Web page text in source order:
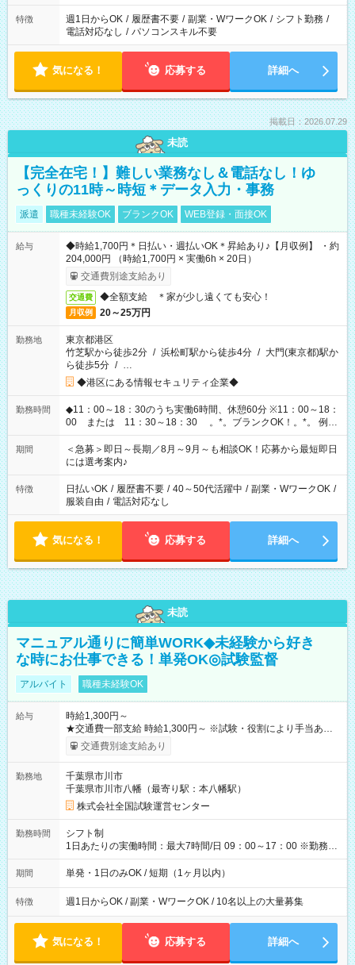
特徴 週1日からOK / 履歴書不要 / 副業・WワークOK / シフト勤務 /
電話対応なし / パソコンスキル不要
気になる！ 応募する 詳細へ
掲載日：2026.07.29
未読
【完全在宅！】難しい業務なし＆電話なし！ゆ
っくりの11時～時短＊データ入力・事務
派遣 職種未経験OK ブランクOK WEB登録・面接OK
給与
◆時給1,700円＊日払い・週払いOK＊昇給あり♪【月収例】 ・約
204,000円 （時給1,700円 × 実働6h × 20日）
交通費別途支給あり
交通費 ◆全額支給 ＊家が少し遠くても安心！
月収例 20～25万円
勤務地
東京都港区
竹芝駅から徒歩2分 / 浜松町駅から徒歩4分 / 大門(東京都)駅か
ら徒歩5分 / …
◆港区にある情報セキュリティ企業◆
勤務時間
◆11：00～18：30のうち実働6時間、休憩60分 ※11：00～18：
00 または 11：30～18：30 。*。ブランクOK！。*。 例え
ば前職が、 在宅/財団法人/事務/コールセンター/受付/販売/カフェ
スタッフ スイーツ販売/ホテルフロント/化粧品販売/など 様々な
業界から入社して活躍されています♪
期間
＜急募＞即日～長期／8月～9月～も相談OK！応募から最短即日
には選考案内♪
特徴 日払いOK / 履歴書不要 / 40～50代活躍中 / 副業・WワークOK /
服装自由 / 電話対応なし
気になる！ 応募する 詳細へ
未読
マニュアル通りに簡単WORK◆未経験から好き
な時にお仕事できる！単発OK◎試験監督
アルバイト 職種未経験OK
給与
時給1,300円～
★交通費一部支給 時給1,300円～ ※試験・役割により手当あり
※勤務回数により昇給あり 【即給（前払い）オプションあ
り！】 希望される場合、勤務から1週間ほどで給与の一部を受け
例】 ・河合塾模擬試験 8:30～17:30（休憩1時間） 時給1,300円
×8時間＝日収10,400円＋交通費 ※当日の役割により時給＋100
円の場合あり ・国家試験 7:00～13:30（休憩なし） 時給1,300
円（役割手当＋100円）×6時間＝日収8,400円＋交通費 【試用期
間】試用期間なし
交通費別途支給あり
勤務地
千葉県市川市
千葉県市川市八幡（最寄り駅：本八幡駅）
株式会社全国試験運営センター
勤務時間
シフト制
1日あたりの実働時間：最大7時間/日 09：00～17：00 ※勤務時
間は 試験により異なります。
期間 単発・1日のみOK / 短期（1ヶ月以内）
特徴 週1日からOK / 副業・WワークOK / 10名以上の大量募集
気になる！ 応募する 詳細へ